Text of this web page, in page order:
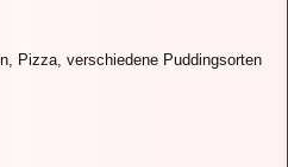
Pizza, verschiedene Puddingsorten